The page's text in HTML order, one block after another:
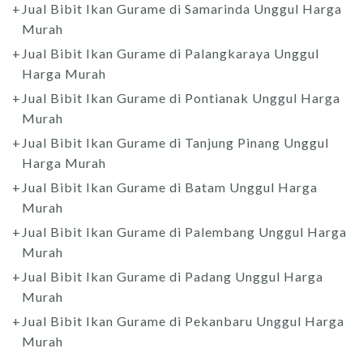
Jual Bibit Ikan Gurame di Samarinda Unggul Harga
Murah
Jual Bibit Ikan Gurame di Palangkaraya Unggul
Harga Murah
Jual Bibit Ikan Gurame di Pontianak Unggul Harga
Murah
Jual Bibit Ikan Gurame di Tanjung Pinang Unggul
Harga Murah
Jual Bibit Ikan Gurame di Batam Unggul Harga
Murah
Jual Bibit Ikan Gurame di Palembang Unggul Harga
Murah
Jual Bibit Ikan Gurame di Padang Unggul Harga
Murah
Jual Bibit Ikan Gurame di Pekanbaru Unggul Harga
Murah